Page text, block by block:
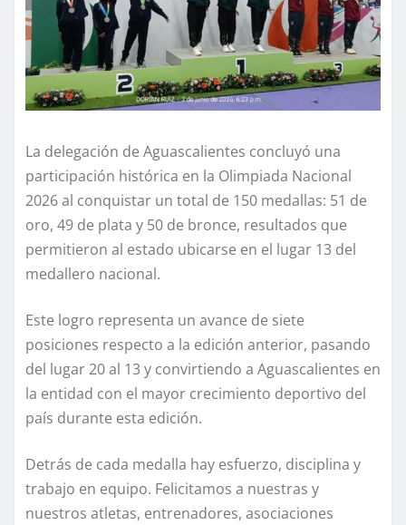
La delegación de Aguascalientes concluyó una
participación histórica en la Olimpiada Nacional
2026 al conquistar un total de 150 medallas: 51 de
oro, 49 de plata y 50 de bronce, resultados que
permitieron al estado ubicarse en el lugar 13 del
medallero nacional.
Este logro representa un avance de siete
posiciones respecto a la edición anterior, pasando
del lugar 20 al 13 y convirtiendo a Aguascalientes en
la entidad con el mayor crecimiento deportivo del
país durante esta edición.
Detrás de cada medalla hay esfuerzo, disciplina y
trabajo en equipo. Felicitamos a nuestras y
nuestros atletas, entrenadores, asociaciones